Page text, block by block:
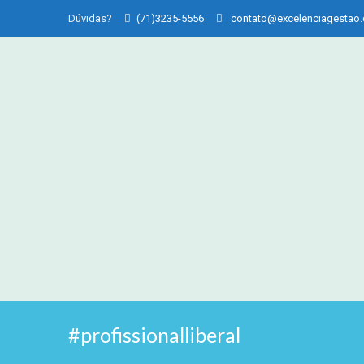
Dúvidas? (71)3235-5556
#profissionalliberal